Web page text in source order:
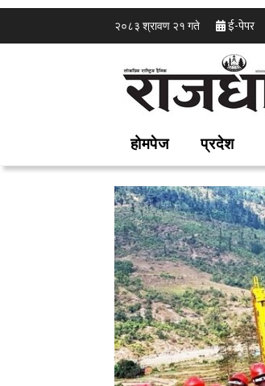
२०८३ श्रावण २१ गते ई-पेपर
होमपेज प्रदेश